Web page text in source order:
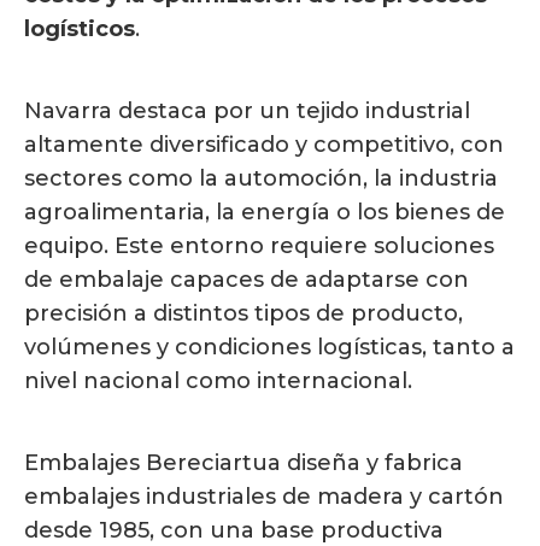
logísticos.
Navarra destaca por un tejido industrial
altamente diversificado y competitivo, con
sectores como la automoción, la industria
agroalimentaria, la energía o los bienes de
equipo. Este entorno requiere soluciones
de embalaje capaces de adaptarse con
precisión a distintos tipos de producto,
volúmenes y condiciones logísticas, tanto a
nivel nacional como internacional.
Embalajes Bereciartua diseña y fabrica
embalajes industriales de madera y cartón
desde 1985, con una base productiva